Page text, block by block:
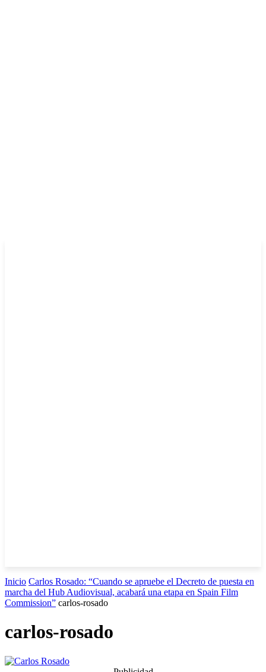
Inicio Carlos Rosado: “Cuando se apruebe el Decreto de puesta en
marcha del Hub Audiovisual, acabará una etapa en Spain Film
Commission” carlos-rosado
carlos-rosado